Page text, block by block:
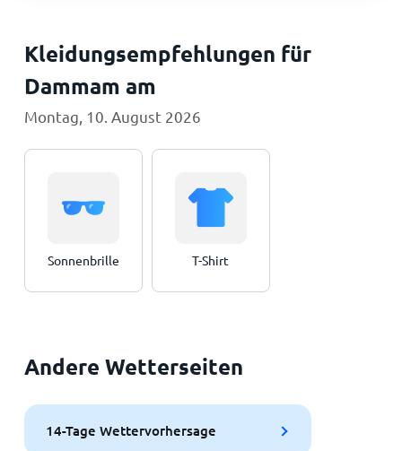
Kleidungsempfehlungen für
Dammam am
Montag, 10. August 2026
Sonnenbrille T-Shirt
Andere Wetterseiten
14-Tage Wettervorhersage